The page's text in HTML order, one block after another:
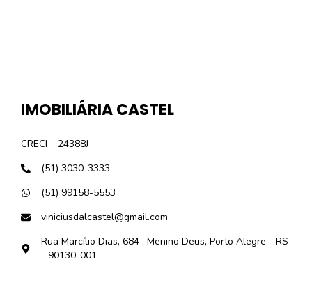
IMOBILIÁRIA CASTEL
CRECI
24388J
(51) 3030-3333
(51) 99158-5553
viniciusdalcastel@gmail.com
Rua Marcílio Dias, 684 , Menino Deus, Porto Alegre - RS
- 90130-001